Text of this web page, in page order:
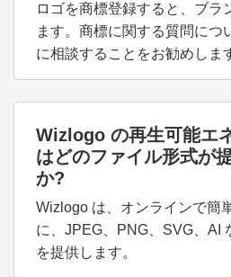
ロゴを商標登録すると、ブラ
ます。商標に関する質問につ
に相談することをお勧めしま
Wizlogo の再生可能エ
はどのファイル形式が
か?
Wizlogo は、オンラインで簡
に、JPEG、PNG、SVG、AI
を提供します。